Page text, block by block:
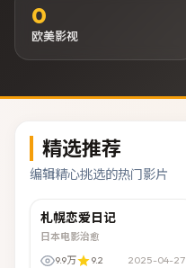
0
欧美影视
精选推荐
编辑精心挑选的热门影片
1080P
札幌恋爱日记
日本电影治愈
9.9万
9.2 2025-04-27